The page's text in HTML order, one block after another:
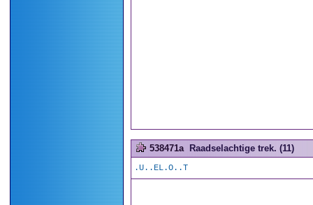
538471a Raadselachtige trek. (11)
.U..EL.O..T